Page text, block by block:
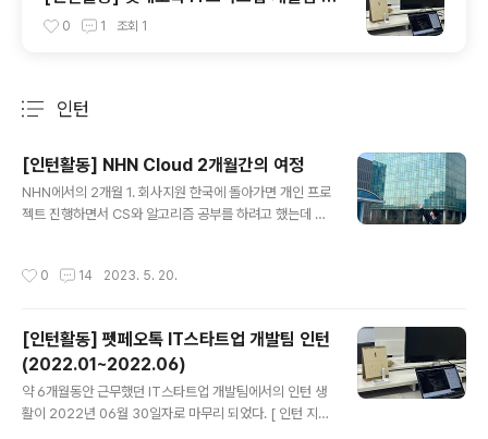
턴(2022.01~2022.06)
0 1 조회 1
인턴
[인턴활동] NHN Cloud 2개월간의 여정
NHN에서의 2개월 1. 회사지원 한국에 돌아가면 개인 프로
젝트 진행하면서 CS와 알고리즘 공부를 하려고 했는데 학
일정이었기에 지원기간이 정말 촉박했다. 밤 새고 LA에서
확한 기술스택이 기재되어있지 않았다. 구글링을 통해 알
아낸 결과 플랫폼 개발은 주로 자바와 Vue.js를 사용하는
부서라는 사실을 알게되었고 자신감이 급하락했다. 평소
리액트, 리액트네이티브를 이용해서만 개발을 해보았지 자
0 14 2023. 5. 20.
[인턴활동] 펫페오톡 IT스타트업 개발팀 인턴
(2022.01~2022.06)
약 6개월동안 근무했던 IT스타트업 개발팀에서의 인턴 생
활이 2022년 06월 30일자로 마무리 되었다. [ 인턴 지원